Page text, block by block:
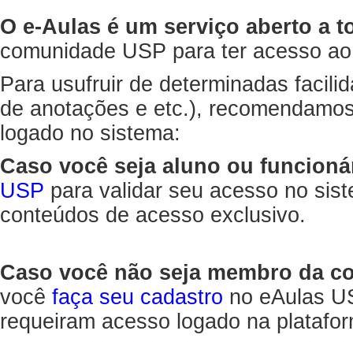
O e-Aulas é um serviço aberto a
comunidade USP para ter acesso
Para usufruir de determinadas
de anotações e etc.),
logado no sistema:
Caso você seja aluno ou
USP para validar seu acesso no
conteúdos de acesso exclusivo.
Caso você não seja membro da
você faça seu cadastro no eAulas
requeiram acesso logado na